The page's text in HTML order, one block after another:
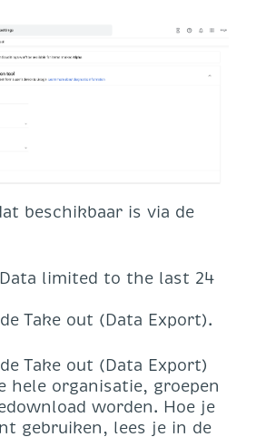
beschikbaar is via de
limited to the last 24
Take out (Data Export).
Take out (Data Export)
hele organisatie, groepen
worden. Hoe je
gebruiken, lees je in de